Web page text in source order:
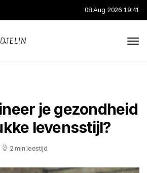
08 Aug 2026 19:41
je gezondheid
levensstijl?
2 min leestijd